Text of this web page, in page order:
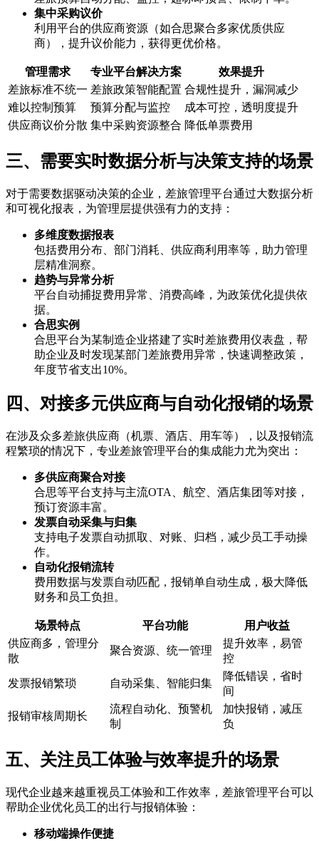
集中采购议价
利用平台的供应商资源（如合思聚合多家优质供应
商），提升议价能力，获得更优价格。
管理需求 专业平台解决方案
效果提升
差旅标准不统一 差旅政策智能配置 合规性提升，漏洞减少
难以控制预算
预算分配与监控
成本可控，透明度提升
供应商议价分散 集中采购资源整合 降低单票费用
三、需要实时数据分析与决策支持的场景
对于需要数据驱动决策的企业，差旅管理平台通过大数据分析
和可视化报表，为管理层提供强有力的支持：
多维度数据报表
包括费用分布、部门消耗、供应商利用率等，助力管理
层精准洞察。
趋势与异常分析
平台自动捕捉费用异常、消费高峰，为政策优化提供依
据。
合思实例
合思平台为某制造企业搭建了实时差旅费用仪表盘，帮
助企业及时发现某部门差旅费用异常，快速调整政策，
年度节省支出10%。
四、对接多元供应商与自动化报销的场景
在涉及众多差旅供应商（机票、酒店、用车等），以及报销流
程繁琐的情况下，专业差旅管理平台的集成能力尤为突出：
多供应商聚合对接
合思等平台支持与主流OTA、航空、酒店集团等对接，
预订资源丰富。
发票自动采集与归集
支持电子发票自动抓取、对账、归档，减少员工手动操
作。
自动化报销流转
费用数据与发票自动匹配，报销单自动生成，极大降低
财务和员工负担。
场景特点 平台功能
用户收益
供应商多，管理分
散
聚合资源、统一管理
提升效率，易管
控
发票报销繁琐 自动采集、智能归集
降低错误，省时
间
报销审核周期长
流程自动化、预警机
制
加快报销，减压
负
五、关注员工体验与效率提升的场景
现代企业越来越重视员工体验和工作效率，差旅管理平台可以
帮助企业优化员工的出行与报销体验：
移动端操作便捷